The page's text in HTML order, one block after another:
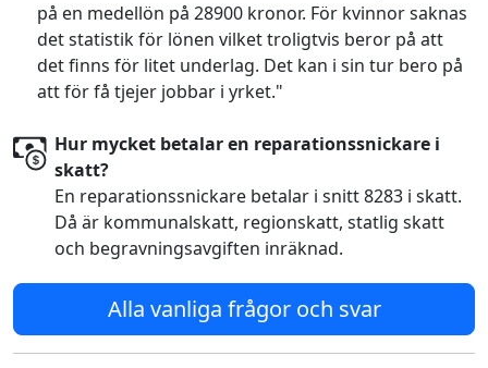
på en medellön på 28900 kronor. För kvinnor saknas
det statistik för lönen vilket troligtvis beror på att
det finns för litet underlag. Det kan i sin tur bero på
att för få tjejer jobbar i yrket."
Hur mycket betalar en reparationssnickare i
skatt?
En reparationssnickare betalar i snitt 8283 i skatt.
Då är kommunalskatt, regionskatt, statlig skatt
och begravningsavgiften inräknad.
Alla vanliga frågor och svar